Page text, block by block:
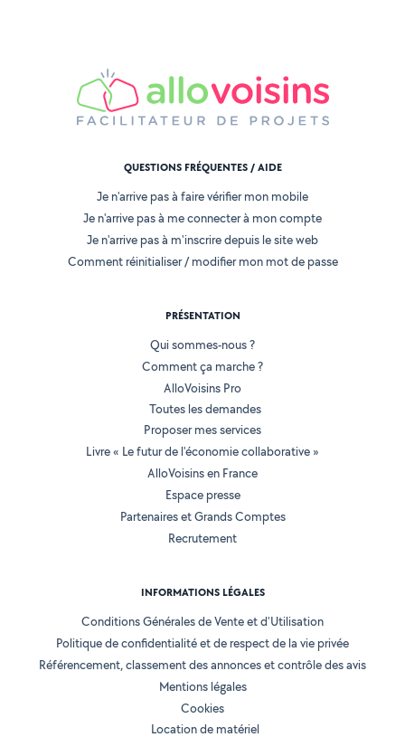
QUESTIONS FRÉQUENTES / AIDE
Je n'arrive pas à faire vérifier mon mobile
Je n'arrive pas à me connecter à mon compte
Je n'arrive pas à m'inscrire depuis le site web
Comment réinitialiser / modifier mon mot de passe
PRÉSENTATION
Qui sommes-nous ?
Comment ça marche ?
AlloVoisins Pro
Toutes les demandes
Proposer mes services
Livre « Le futur de l'économie collaborative »
AlloVoisins en France
Espace presse
Partenaires et Grands Comptes
Recrutement
INFORMATIONS LÉGALES
Conditions Générales de Vente et d'Utilisation
Politique de confidentialité et de respect de la vie privée
Référencement, classement des annonces et contrôle des avis
Mentions légales
Cookies
Location de matériel